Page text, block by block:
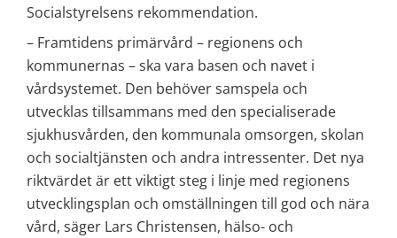
Socialstyrelsens rekommendation.
– Framtidens primärvård – regionens och
kommunernas – ska vara basen och navet i
vårdsystemet. Den behöver samspela och
utvecklas tillsammans med den specialiserade
sjukhusvården, den kommunala omsorgen, skolan
och socialtjänsten och andra intressenter. Det nya
riktvärdet är ett viktigt steg i linje med regionens
utvecklingsplan och omställningen till god och nära
vård, säger Lars Christensen, hälso- och